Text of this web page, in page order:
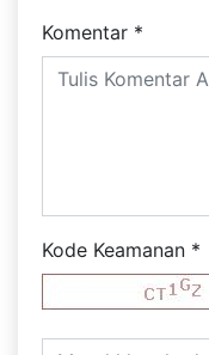
Komentar *
Kode Keamanan *